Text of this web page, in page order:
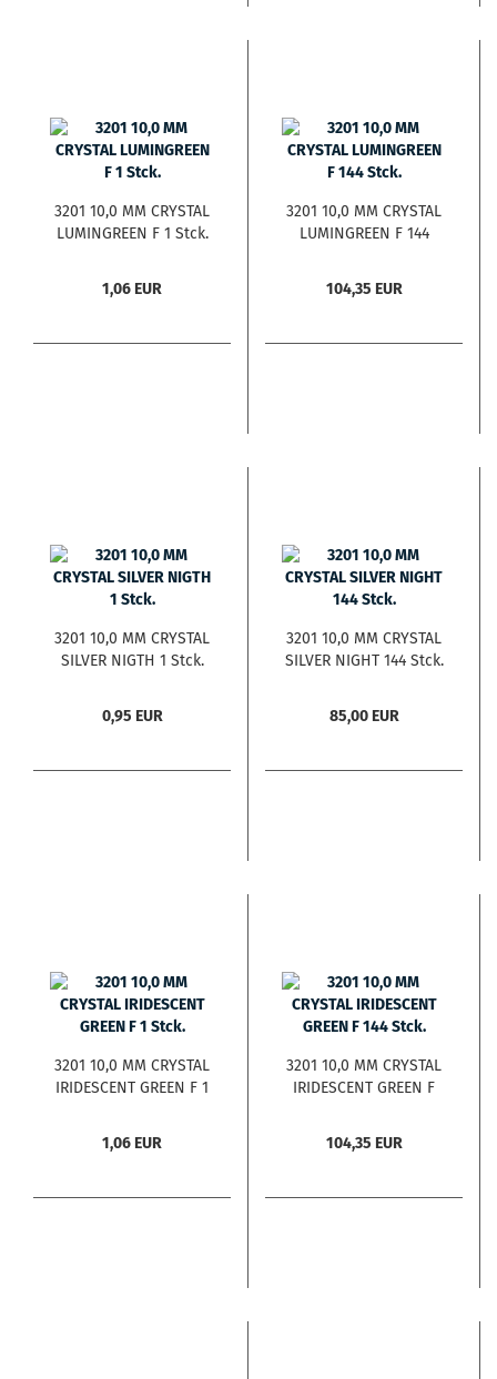
3201 10,0 MM CRYSTAL
LUMINGREEN F 1 Stck.
1,06 EUR
3201 10,0 MM CRYSTAL
LUMINGREEN F 144
104,35 EUR
3201 10,0 MM CRYSTAL
SILVER NIGTH 1 Stck.
0,95 EUR
3201 10,0 MM CRYSTAL
SILVER NIGHT 144 Stck.
85,00 EUR
3201 10,0 MM CRYSTAL
IRIDESCENT GREEN F 1
1,06 EUR
3201 10,0 MM CRYSTAL
IRIDESCENT GREEN F
104,35 EUR